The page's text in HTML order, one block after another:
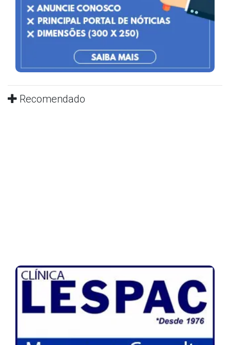
Recomendado